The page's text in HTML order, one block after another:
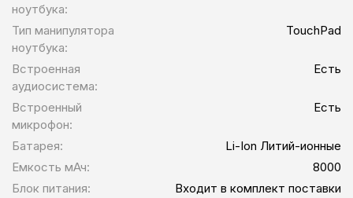
ноутбука:
Тип манипулятора
ноутбука:
TouchPad
Встроенная
аудиосистема:
Есть
Встроенный
микрофон:
Есть
Батарея:
Li-Ion Литий-ионные
Емкость мАч:
8000
Блок питания:
Входит в комплект поставки